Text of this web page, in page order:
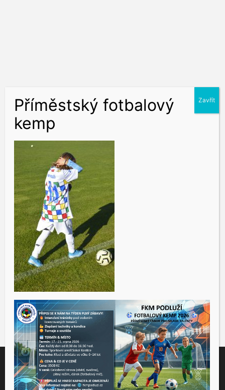
Tento web využívá soubory cookies ke správné funkčnosti a
analýze návštěvnosti. Souhlas k používání těchto dat nám
udělíte kliknutím na tlačítko "Přijmout".
Souhlas můžete odmítnoutzde